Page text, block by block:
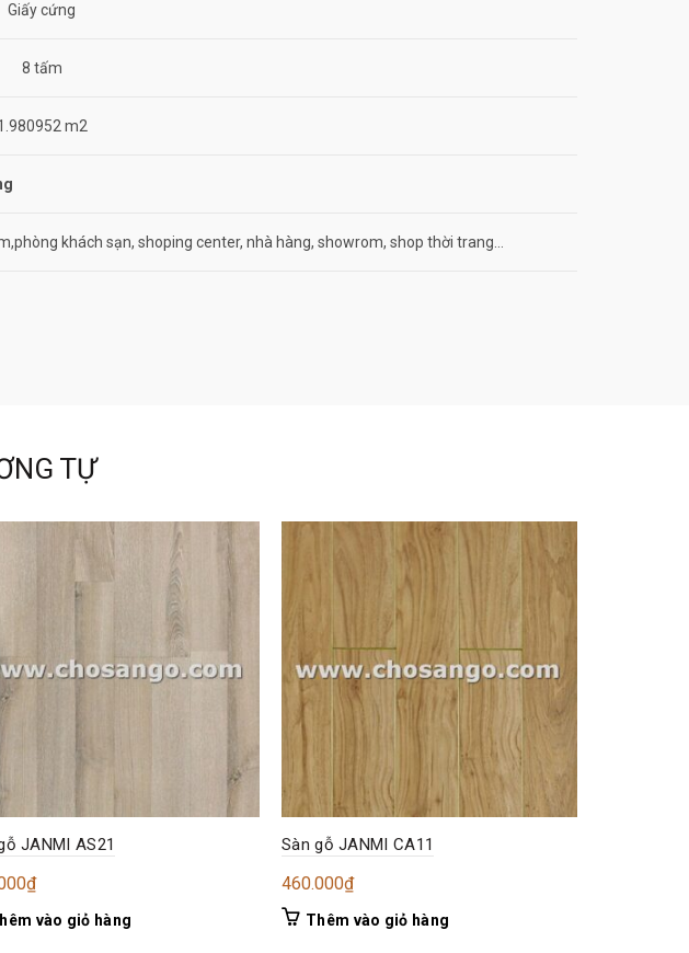
Giấy cứng
8 tấm
m2
khách sạn, shoping center, nhà hàng, showrom, shop thời trang…
TỰ
JANMI AS21
₫
vào giỏ hàng
Sàn gỗ JANMI CA11
460.000₫
Thêm vào giỏ hàng